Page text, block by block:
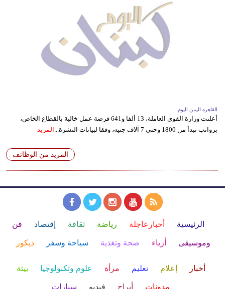
القاهره-اليمن اليوم
أعلنت وزارة القوى العاملة، 13 ألفا و641 فرصة عمل خالية بالقطاع الخاص،
برواتب تبدأ من 1800 وحتى 7 آلاف جنيه، وفقا لبيانات النشرة...
المزيد
المزيد من الوظائف
الرئيسية أخبارعاجلة رياضة ثقافة إقتصاد فن
وموسيقى أزياء صحة وتغذية سياحة وسفر ديكور
أخبار إعلام تعليم مرأة علوم وتكنولوجيا بيئة
مدونات أبراج فيديو سيارات